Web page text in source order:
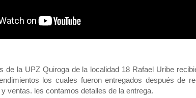
de la UPZ Quiroga de la localidad 18 Rafael Uribe
los cuales fueron entregados después de
ventas. les contamos detalles de la entrega.